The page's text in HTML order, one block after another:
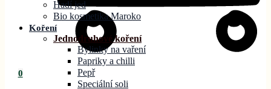
0
Hadí jed
Bio kosmetika Maroko
Koření
Jednodruhové koření
Bylinky na vaření
Papriky a chilli
Pepř
Speciální soli